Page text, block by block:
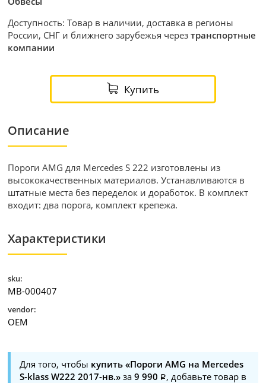
Доступность: Товар в наличии, доставка в регионы
России, СНГ и ближнего зарубежья черезтранспортные
компании
Купить
Описание
Пороги AMG для Mercedes S 222 изготовлены из
высококачественных материалов. Устанавливаются в
штатные места без переделок и доработок. В комплект
входит: два порога, комплект крепежа.
Характеристики
sku:
MB-000407
vendor:
OEM
Для того, чтобы купить «Пороги AMG на Mercedes
S-klass W222 2017-нв.» за9 990
, добавьте товар в